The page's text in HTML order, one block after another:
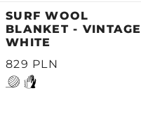
SURF WOOL
BLANKET - VINTAGE
WHITE
829 PLN